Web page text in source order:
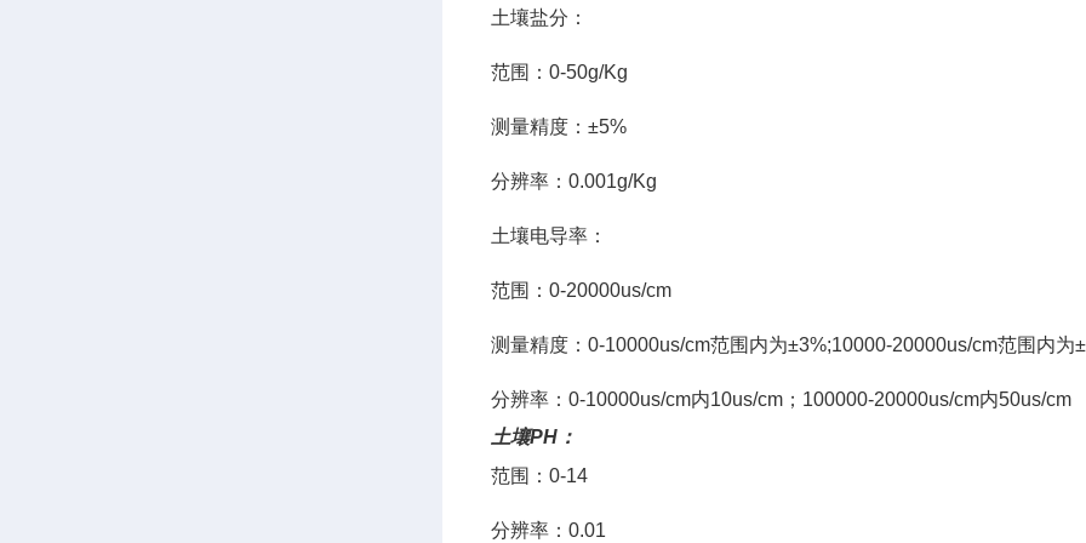
土壤盐分：
范围：0-50g/Kg
测量精度：±5%
分辨率：0.001g/Kg
土壤电导率：
范围：0-20000us/cm
测量精度：0-10000us/cm范围内为±3%;10000-20000us/cm范围内为
分辨率：0-10000us/cm内10us/cm；100000-20000us/cm内50us/cm
土壤PH：
范围：0-14
分辨率：0.01